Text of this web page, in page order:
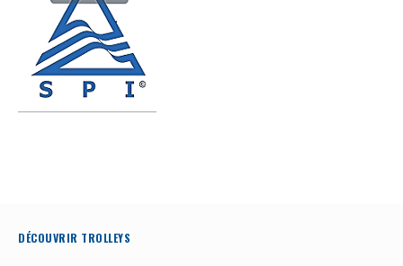
DÉCOUVRIR TROLLEYS